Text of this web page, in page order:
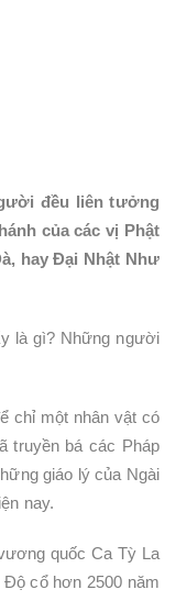
đều liên tưởng
của các vị Phật
hay Đại Nhật Như
là gì? Những người
chỉ một nhân vật có
truyền bá các Pháp
giáo lý của Ngài
nay.
quốc Ca Tỳ La
Độ cổ hơn 2500 năm